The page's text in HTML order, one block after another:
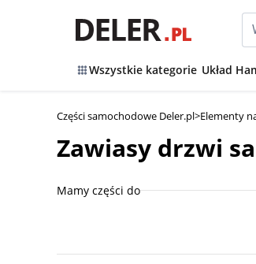
Wszystkie kategorie Układ
Części samochodowe Deler.pl>Elementy
Zawiasy drzwi
Mamy części do